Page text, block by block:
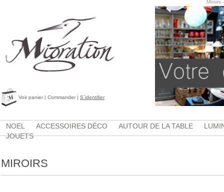
Miroirs
Voir panier | Commander | S´identifier
NOEL ACCESSOIRES DÉCO AUTOUR DE LA TABLE
JOUETS
MIROIRS